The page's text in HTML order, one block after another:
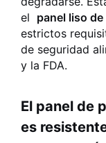
el panel liso de
estrictos
de seguridad
y la FDA.
El panel de
es